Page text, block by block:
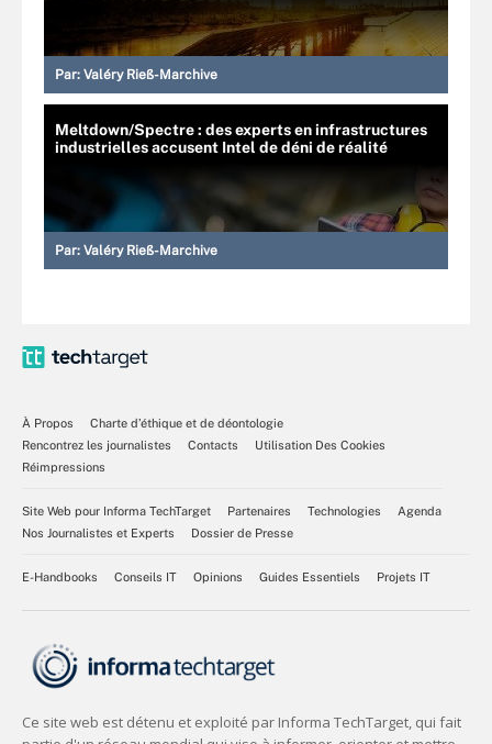
Par: Valéry Rieß-Marchive
Meltdown/Spectre : des experts en infrastructures
industrielles accusent Intel de déni de réalité
Par: Valéry Rieß-Marchive
À Propos
Charte d’éthique et de déontologie
Rencontrez les journalistes
Contacts
Utilisation Des Cookies
Réimpressions
Site Web pour Informa TechTarget Partenaires Technologies
Agenda
Nos Journalistes et Experts
Dossier de Presse
E-Handbooks Conseils IT Opinions Guides Essentiels Projets IT